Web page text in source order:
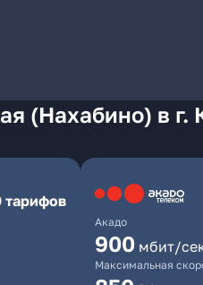
(Нахабино) в г.
тарифов
Акадо
900 мбит/
Максимальная